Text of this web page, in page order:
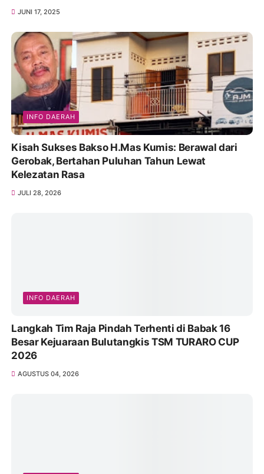
JUNI 17, 2025
INFO DAERAH
Kisah Sukses Bakso H.Mas Kumis: Berawal dari
Gerobak, Bertahan Puluhan Tahun Lewat
Kelezatan Rasa
JULI 28, 2026
INFO DAERAH
Langkah Tim Raja Pindah Terhenti di Babak 16
Besar Kejuaraan Bulutangkis TSM TURARO CUP
2026
AGUSTUS 04, 2026